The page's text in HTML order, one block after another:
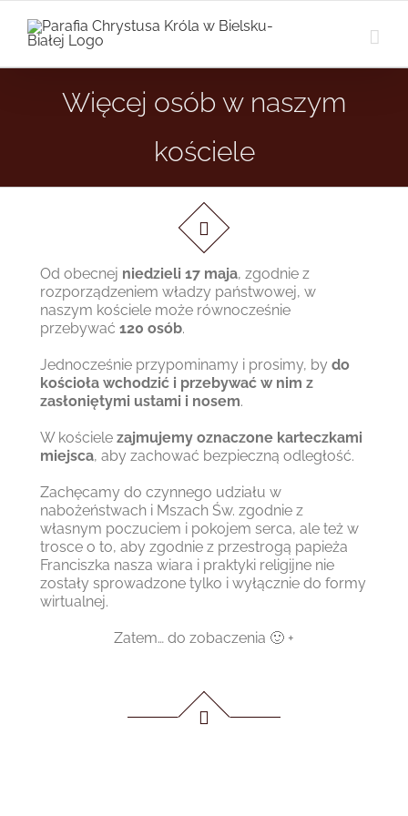
zawartości
Więcej osób w naszym
kościele
Od obecnej niedzieli 17 maja, zgodnie z
rozporządzeniem władzy państwowej, w
naszym kościele może równocześnie
przebywać120 osób.
Jednocześnie przypominamy i prosimy, bydo
kościoła wchodzić i przebywać w nim z
zasłoniętymi ustami i nosem.
W kościelezajmujemy oznaczone karteczkami
miejsca, aby zachować bezpieczną odległość.
Zachęcamy do czynnego udziału w
nabożeństwach i Mszach Św. zgodnie z
własnym poczuciem i pokojem serca, ale też w
trosce o to, aby zgodnie z przestrogą papieża
Franciszka nasza wiara i praktyki religijne nie
zostały sprowadzone tylko i wyłącznie do formy
wirtualnej.
Zatem… do zobaczenia 🙂 +